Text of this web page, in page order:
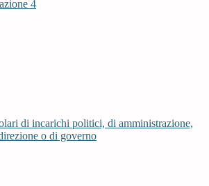
4
di incarichi politici, di amministrazione,
o di governo